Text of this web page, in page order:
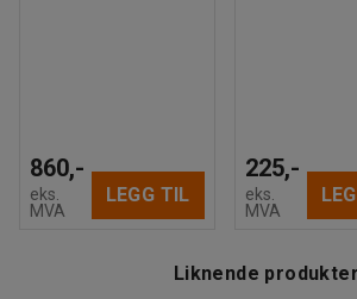
860,-
eks.
MVA
LEGG TIL
225,-
eks.
MVA
Liknende produkter